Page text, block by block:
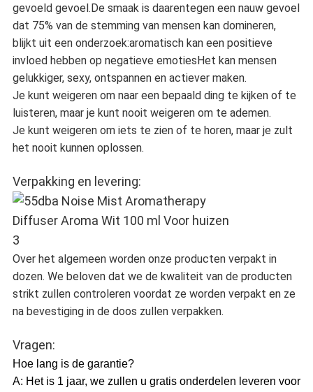
gevoeld gevoel.De smaak is daarentegen een nauw gevoel
dat 75% van de stemming van mensen kan domineren,
blijkt uit een onderzoek:aromatisch kan een positieve
invloed hebben op negatieve emotiesHet kan mensen
gelukkiger, sexy, ontspannen en actiever maken.
Je kunt weigeren om naar een bepaald ding te kijken of te
luisteren, maar je kunt nooit weigeren om te ademen.
Je kunt weigeren om iets te zien of te horen, maar je zult
het nooit kunnen oplossen.
Verpakking en levering:
Over het algemeen worden onze producten verpakt in
dozen. We beloven dat we de kwaliteit van de producten
strikt zullen controleren voordat ze worden verpakt en ze
na bevestiging in de doos zullen verpakken.
Vragen:
Hoe lang is de garantie?
A: Het is 1 jaar, we zullen u gratis onderdelen leveren voor